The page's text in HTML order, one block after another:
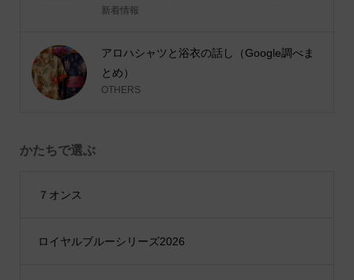
新着情報
アロハシャツと浴衣の話し（Google調べま
とめ）
OTHERS
かたちで選ぶ
７オンス
ロイヤルブルーシリーズ2026